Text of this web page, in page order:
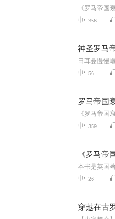
356
神圣罗马
56
罗马帝国
359
《罗马帝
26
穿越在古